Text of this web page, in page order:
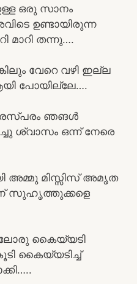
ഒരു സാനം
ഉണ്ടായിരുന്ന
മാറി തന്നു….
വേറെ വഴി ഇല്ല
പോയില്ലേ….
ഞങൾ
ശ്വാസം ഒന്ന് നേരെ
അമ്മു മിസ്സിസ് അമൃത
സുഹൃത്തുക്കളെ
കൈയ്യടി
കൈയ്യടിച്ച്